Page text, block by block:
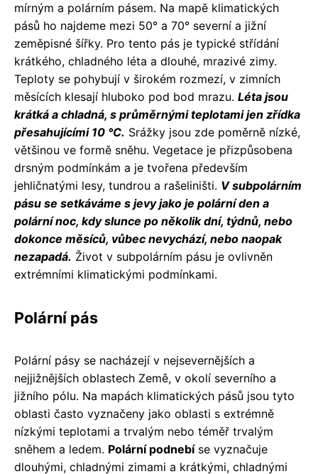
mírným a polárním pásem. Na mapě klimatických
pásů ho najdeme mezi 50° a 70° severní a jižní
zeměpisné šířky. Pro tento pás je typické střídání
krátkého, chladného léta a dlouhé, mrazivé zimy.
Teploty se pohybují v širokém rozmezí, v zimních
měsících klesají hluboko pod bod mrazu. Léta jsou
krátká a chladná, s průměrnými teplotami jen zřídka
přesahujícími 10 °C. Srážky jsou zde poměrně nízké,
většinou ve formě sněhu. Vegetace je přizpůsobena
drsným podmínkám a je tvořena především
jehličnatými lesy, tundrou a rašeliništi. V subpolárním
pásu se setkáváme s jevy jako je polární den a
polární noc, kdy slunce po několik dní, týdnů, nebo
dokonce měsíců, vůbec nevychází, nebo naopak
nezapadá. Život v subpolárním pásu je ovlivněn
extrémními klimatickými podmínkami.
Polární pás
Polární pásy se nacházejí v nejsevernějších a
nejjižnějších oblastech Země, v okolí severního a
jižního pólu. Na mapách klimatických pásů jsou tyto
oblasti často vyznačeny jako oblasti s extrémně
nízkými teplotami a trvalým nebo téměř trvalým
sněhem a ledem. Polární podnebíse vyznačuje
dlouhými, chladnými zimami a krátkými, chladnými